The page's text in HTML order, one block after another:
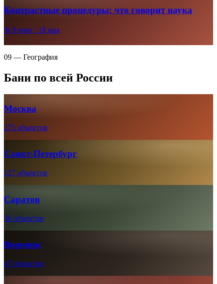
Контрастные процедуры: что говорит наука
☕ 8 мин · 18 мая
09 — География
Бани по всей России
Москва
275 объектов
Санкт-Петербург
127 объектов
Саратов
56 объектов
Воронеж
47 объектов